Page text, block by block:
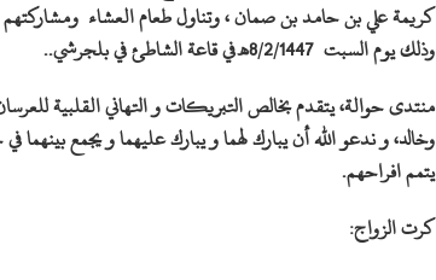
كريمة علي بن حامد بن صمان ، وتناول طعام العشاء
وذلك يوم السبت 8/2/1447هـ في قاعة الشاطئ في بلجرشي.
.
منتدى حوالة، يتقدم بخالص التبريكات و التهاني القلبية
وخالد، و ندعو الله أن يبارك لهما و يبارك عليهما و يجمع بينهما
يتمم افراحهم.
كرت الزواج: